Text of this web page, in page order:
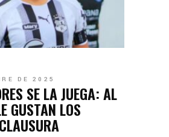
DE 2025
SE LA JUEGA: AL
GUSTAN LOS